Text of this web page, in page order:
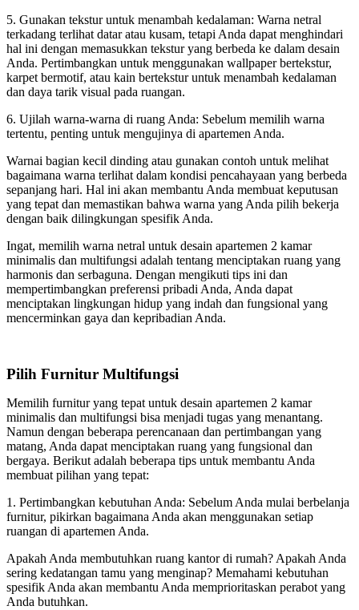
5. Gunakan tekstur untuk menambah kedalaman: Warna netral
terkadang terlihat datar atau kusam, tetapi Anda dapat menghindari
hal ini dengan memasukkan tekstur yang berbeda ke dalam desain
Anda. Pertimbangkan untuk menggunakan wallpaper bertekstur,
karpet bermotif, atau kain bertekstur untuk menambah kedalaman
dan daya tarik visual pada ruangan.
6. Ujilah warna-warna di ruang Anda: Sebelum memilih warna
tertentu, penting untuk mengujinya di apartemen Anda.
Warnai bagian kecil dinding atau gunakan contoh untuk melihat
bagaimana warna terlihat dalam kondisi pencahayaan yang berbeda
sepanjang hari. Hal ini akan membantu Anda membuat keputusan
yang tepat dan memastikan bahwa warna yang Anda pilih bekerja
dengan baik dilingkungan spesifik Anda.
Ingat, memilih warna netral untuk desain apartemen 2 kamar
minimalis dan multifungsi adalah tentang menciptakan ruang yang
harmonis dan serbaguna. Dengan mengikuti tips ini dan
mempertimbangkan preferensi pribadi Anda, Anda dapat
menciptakan lingkungan hidup yang indah dan fungsional yang
mencerminkan gaya dan kepribadian Anda.
Pilih Furnitur Multifungsi
Memilih furnitur yang tepat untuk desain apartemen 2 kamar
minimalis dan multifungsi bisa menjadi tugas yang menantang.
Namun dengan beberapa perencanaan dan pertimbangan yang
matang, Anda dapat menciptakan ruang yang fungsional dan
bergaya. Berikut adalah beberapa tips untuk membantu Anda
membuat pilihan yang tepat:
1. Pertimbangkan kebutuhan Anda: Sebelum Anda mulai berbelanja
furnitur, pikirkan bagaimana Anda akan menggunakan setiap
ruangan di apartemen Anda.
Apakah Anda membutuhkan ruang kantor di rumah? Apakah Anda
sering kedatangan tamu yang menginap? Memahami kebutuhan
spesifik Anda akan membantu Anda memprioritaskan perabot yang
Anda butuhkan.